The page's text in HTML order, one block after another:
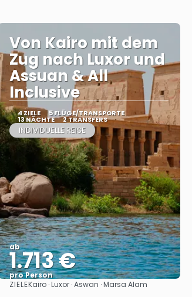
Von Kairo mit dem
Zug nach Luxor und
Assuan & All
Inclusive
4 ZIELE 5 FLÜGE/TRANSPORTE
13 NÄCHTE 2 TRANSFERS
INDIVIDUELLE REISE
ab
1.713 €
pro Person
Sehen
ZIELEKairo · Luxor · Aswan · Marsa Alam